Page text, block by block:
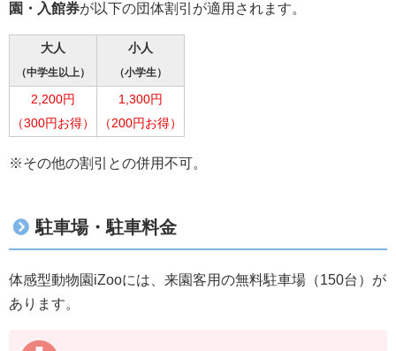
園・入館券が以下の団体割引が適用されます。
大人
（中学生以上）
小人
（小学生）
2,200円
（300円お得）
1,300円
（200円お得）
※その他の割引との併用不可。
駐車場・駐車料金
体感型動物園iZooには、来園客用の無料駐車場（150台）が
あります。